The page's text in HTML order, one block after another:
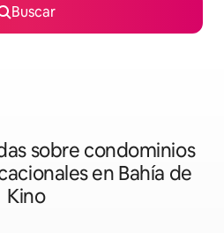
Buscar
sobre condominios
en Bahía de
Kino